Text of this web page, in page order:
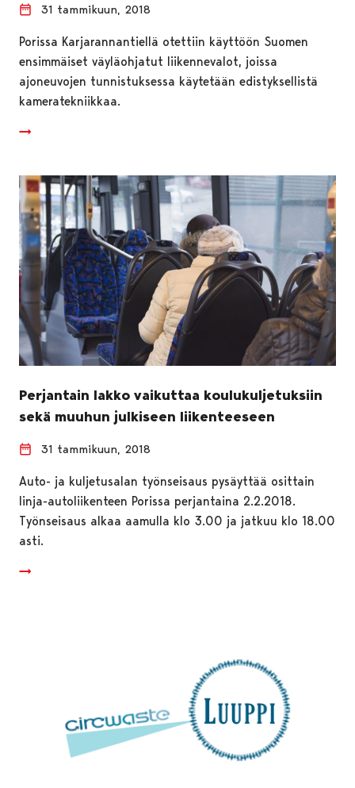
31 tammikuun, 2018
Porissa Karjarannantiellä otettiin käyttöön Suomen
ensimmäiset väyläohjatut liikennevalot, joissa
ajoneuvojen tunnistuksessa käytetään edistyksellistä
kameratekniikkaa.
Perjantain lakko vaikuttaa koulukuljetuksiin
sekä muuhun julkiseen liikenteeseen
31 tammikuun, 2018
Auto- ja kuljetusalan työnseisaus pysäyttää osittain
linja-autoliikenteen Porissa perjantaina 2.2.2018.
Työnseisaus alkaa aamulla klo 3.00 ja jatkuu klo 18.00
asti.